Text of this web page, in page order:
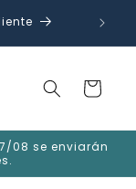
✉️
Carrito
08 se enviarán